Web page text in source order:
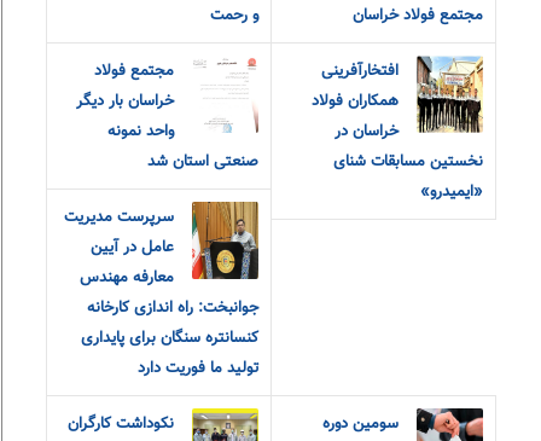
مجتمع فولاد خراسان
و رحمت
افتخارآفرینی
همکاران فولاد
خراسان در
نخستین مسابقات شنای
«ایمیدرو»
مجتمع فولاد
خراسان بار دیگر
واحد نمونه
صنعتی استان شد
سرپرست مدیریت
عامل در آیین
معارفه مهندس
جوانبخت: راه اندازی کارخانه
کنسانتره سنگان برای پایداری
تولید ما فوریت دارد
سومین دوره
نکوداشت کارگران